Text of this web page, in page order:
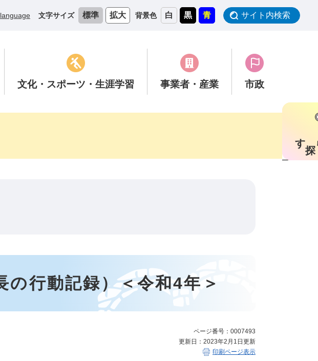
文字サイズ 標準 拡大 背景色 白 黒 青 サイト内検索
文化・スポーツ ・生涯学習 事業者 ・産業 市政
す
の行動記録）＜令和4年＞
ページ番号：0007493
更新日：2023年2月1日更新
印刷ページ表示